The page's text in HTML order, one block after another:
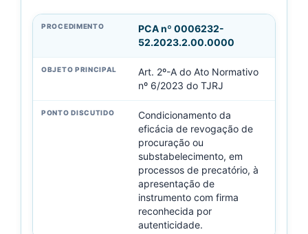
PCA nº 0006232-
52.2023.2.00.0000
Art. 2º-A do Ato Normativo
nº 6/2023 do TJRJ
Condicionamento da
eficácia de revogação de
procuração ou
substabelecimento, em
processos de precatório, à
apresentação de
instrumento com firma
reconhecida por
autenticidade.